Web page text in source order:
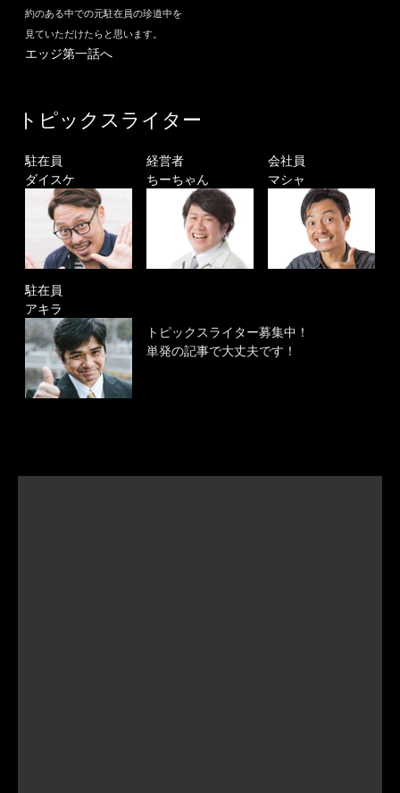
約のある中での元駐在員の珍道中を
見ていただけたらと思います。
エッジ第一話へ
トピックスライター
駐在員
ダイスケ
経営者
ちーちゃん
会社員
マシャ
駐在員
アキラ
トピックスライター募集中！
単発の記事で大丈夫です！